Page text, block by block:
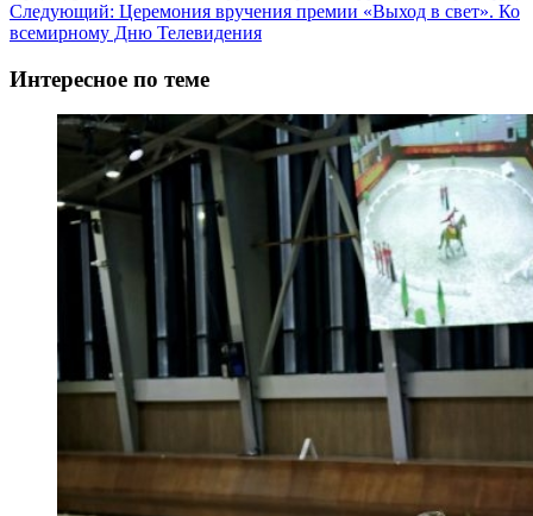
записи
Следующий: Церемония вручения премии «Выход в свет». Ко
всемирному Дню Телевидения
Интересное по теме